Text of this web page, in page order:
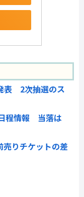
表 2次抽選のス
程情報 当落は
売りチケットの差